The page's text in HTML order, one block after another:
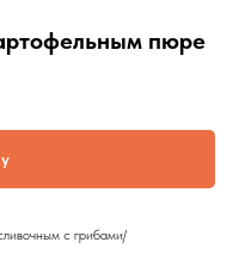
пюре
с грибами/